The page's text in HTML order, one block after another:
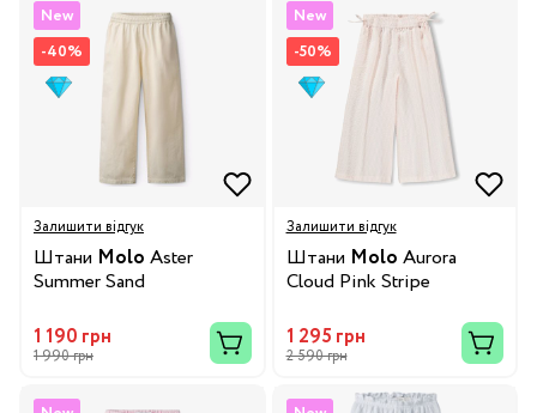
New
-40%
Залишити відгук
Штани Molo Aster
Summer Sand
1 190 грн
1 990 грн
New
-50%
Залишити відгук
Штани Molo Aurora
Cloud Pink Stripe
1 295 грн
2 590 грн